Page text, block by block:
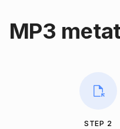
MP3
STEP 2